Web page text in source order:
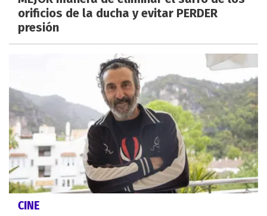
orificios de la ducha y evitar PERDER
presión
CINE